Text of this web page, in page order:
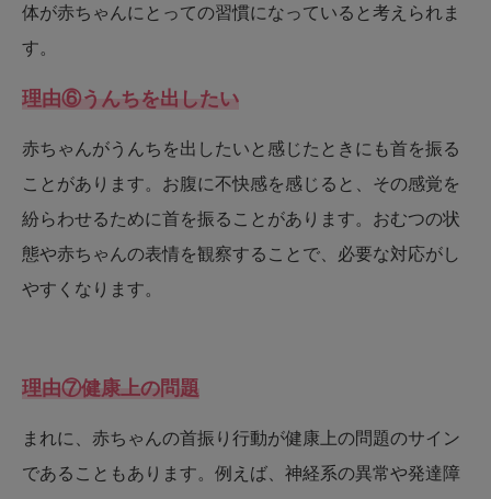
体が赤ちゃんにとっての習慣になっていると考えられま
す。
理由⑥うんちを出したい
赤ちゃんがうんちを出したいと感じたときにも首を振る
ことがあります。お腹に不快感を感じると、その感覚を
紛らわせるために首を振ることがあります。おむつの状
態や赤ちゃんの表情を観察することで、必要な対応がし
やすくなります。
理由⑦健康上の問題
まれに、赤ちゃんの首振り行動が健康上の問題のサイン
であることもあります。例えば、神経系の異常や発達障